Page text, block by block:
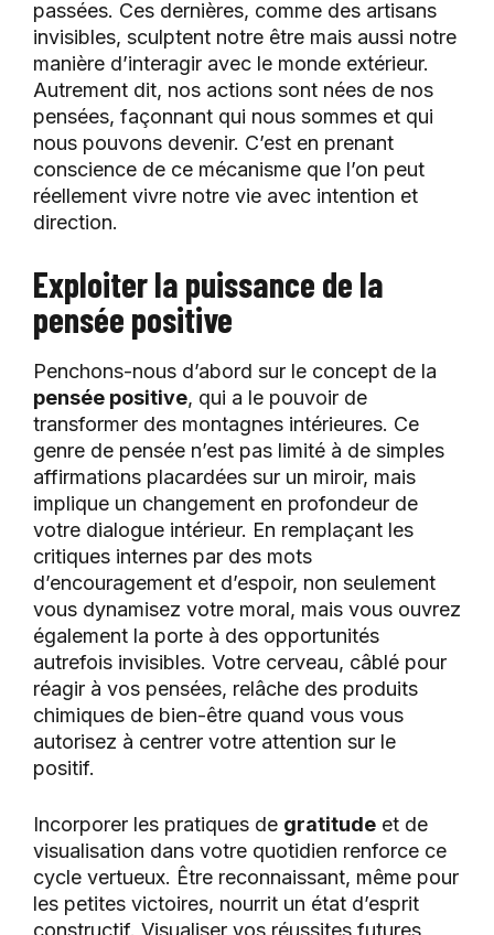
passées. Ces dernières, comme des artisans
invisibles, sculptent notre être mais aussi notre
manière d’interagir avec le monde extérieur.
Autrement dit, nos actions sont nées de nos
pensées, façonnant qui nous sommes et qui
nous pouvons devenir. C’est en prenant
conscience de ce mécanisme que l’on peut
réellement vivre notre vie avec intention et
direction.
Exploiter la puissance de la
pensée positive
Penchons-nous d’abord sur le concept de la
pensée positive, qui a le pouvoir de
transformer des montagnes intérieures. Ce
genre de pensée n’est pas limité à de simples
affirmations placardées sur un miroir, mais
implique un changement en profondeur de
votre dialogue intérieur. En remplaçant les
critiques internes par des mots
d’encouragement et d’espoir, non seulement
vous dynamisez votre moral, mais vous ouvrez
également la porte à des opportunités
autrefois invisibles. Votre cerveau, câblé pour
réagir à vos pensées, relâche des produits
chimiques de bien-être quand vous vous
autorisez à centrer votre attention sur le
positif.
Incorporer les pratiques de gratitude et de
visualisation dans votre quotidien renforce ce
cycle vertueux. Être reconnaissant, même pour
les petites victoires, nourrit un état d’esprit
constructif. Visualiser vos réussites futures